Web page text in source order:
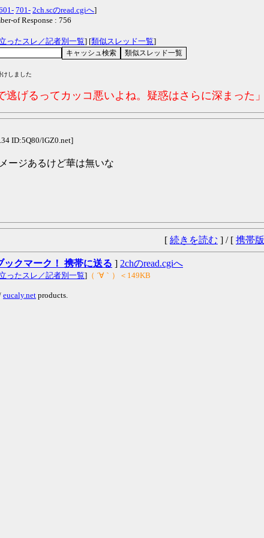
701- 2ch.scのread.cgiへ]
of Response : 756
ったスレ／記者別一覧] [類似スレッド一覧]
しました
げるってカッコ悪いよね。疑惑はさらに深まった」
ID:5Q80/lGZ0.net]
ージあるけど華は無いな
[ 続きを読む ] / [ 携帯版
ックマーク！ 携帯に送る ] 2chのread.cgiへ
ったスレ／記者別一覧] （ ´∀｀）＜149KB
eucaly.net products.